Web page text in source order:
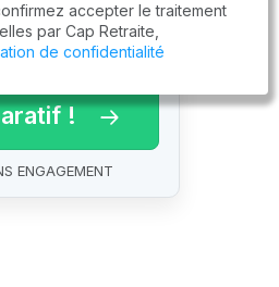
!
ENGAGEMENT
accepter le traitement
par Cap Retraite,
de confidentialité